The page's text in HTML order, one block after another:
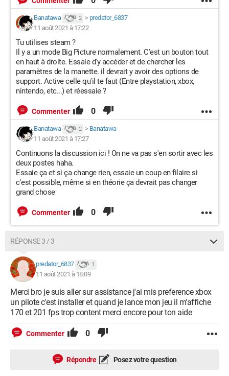
Banatawa 2 > predator_6837
11 août 2021 à 17:22
Tu utilises steam ?
Il y a un mode Big Picture normalement. C'est un bouton tout
en haut à droite. Essaie d'y accéder et de chercher les
paramètres de la manette. il devrait y avoir des options de
support. Active celle qu'il te faut (Entre playstation, xbox,
nintendo, etc...) et réessaie ?
Commenter 0
Banatawa 2 > Banatawa
11 août 2021 à 17:27
Continuons la discussion ici ! On ne va pas s'en sortir avec les
deux postes haha.
Essaie ça et si ça change rien, essaie un coup en filaire si
c'est possible, même si en théorie ça devrait pas changer
grand chose
Commenter 0
RÉPONSE 3 / 3
predator_6837 1
11 août 2021 à 18:09
Merci bro je suis aller sur assistance j'ai mis preference xbox
un pilote c'est installer et quand je lance mon jeu il m'affiche
170 et 201 fps trop content merci encore pour ton aide
Commenter 0
Répondre Posez votre question